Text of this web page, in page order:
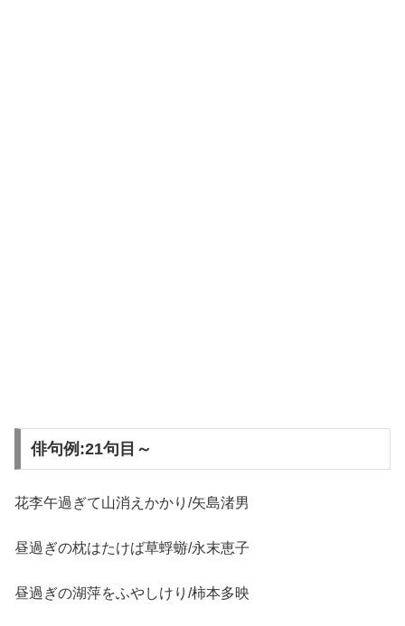
俳句例:21句目～
花李午過ぎて山消えかかり/矢島渚男
昼過ぎの枕はたけば草蜉蝣/永末恵子
昼過ぎの湖萍をふやしけり/柿本多映